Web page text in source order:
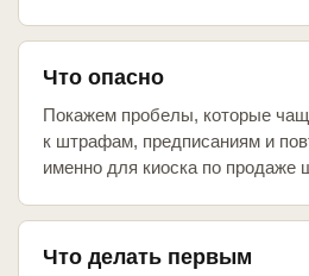
Что опасно
Покажем пробелы, которые
к штрафам, предписаниям и
именно для киоска по продаже
Что делать первым